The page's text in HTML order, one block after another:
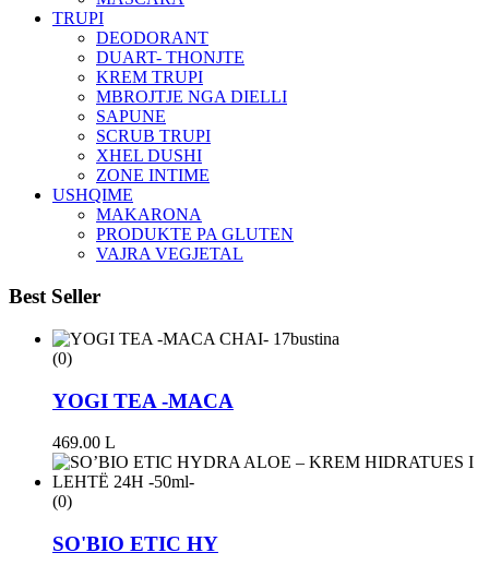
TRUPI
DEODORANT
DUART- THONJTE
KREM TRUPI
MBROJTJE NGA DIELLI
SAPUNE
SCRUB TRUPI
XHEL DUSHI
ZONE INTIME
USHQIME
MAKARONA
PRODUKTE PA GLUTEN
VAJRA VEGJETAL
Best Seller
(0)
YOGI TEA -MACA
469.00 L
(0)
SO'BIO ETIC HY